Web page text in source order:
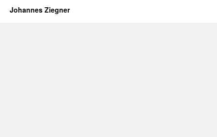
Johannes Ziegner